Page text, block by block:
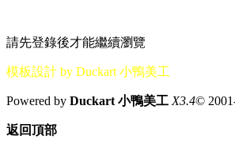
請先登錄後才能繼續瀏覽
模板設計 by Duckart 小鴨美工
Powered by Duckart 小鴨美工 X3.4©
返回頂部